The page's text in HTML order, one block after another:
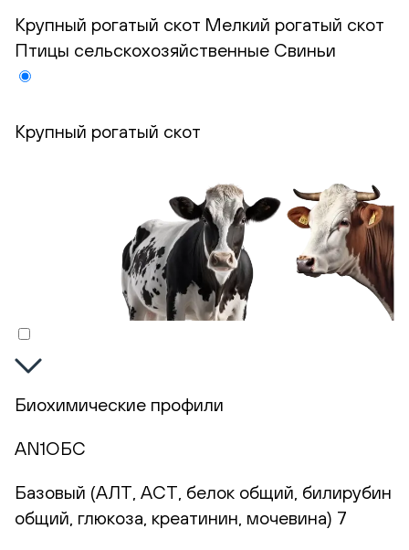
Крупный рогатый скот Мелкий рогатый скот
Птицы сельскохозяйственные Свиньи
Крупный рогатый скот
Биохимические профили
AN1ОБС
Базовый (АЛТ, АСТ, белок общий, билирубин
общий, глюкоза, креатинин, мочевина) 7